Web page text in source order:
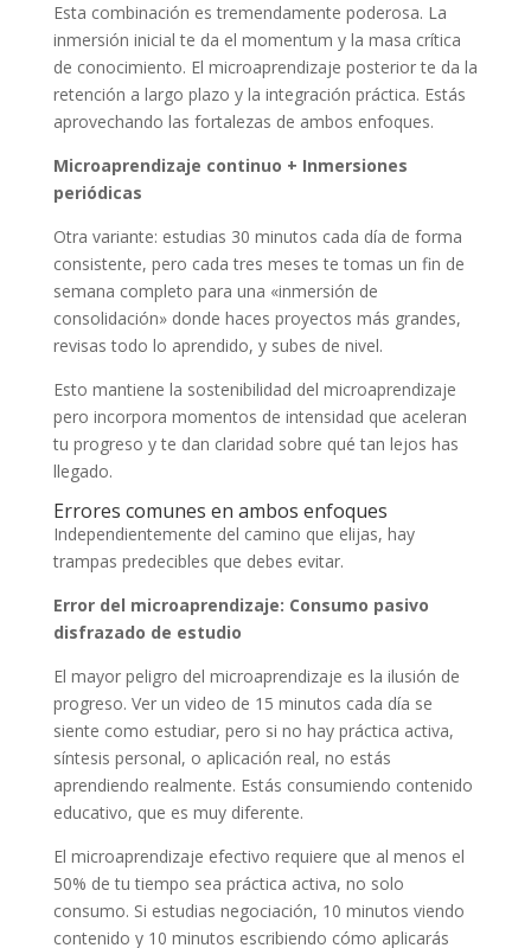
Esta combinación es tremendamente poderosa. La
inmersión inicial te da el momentum y la masa crítica
de conocimiento. El microaprendizaje posterior te da la
retención a largo plazo y la integración práctica. Estás
aprovechando las fortalezas de ambos enfoques.
Microaprendizaje continuo + Inmersiones
periódicas
Otra variante: estudias 30 minutos cada día de forma
consistente, pero cada tres meses te tomas un fin de
semana completo para una «inmersión de
consolidación» donde haces proyectos más grandes,
revisas todo lo aprendido, y subes de nivel.
Esto mantiene la sostenibilidad del microaprendizaje
pero incorpora momentos de intensidad que aceleran
tu progreso y te dan claridad sobre qué tan lejos has
llegado.
Errores comunes en ambos enfoques
Independientemente del camino que elijas, hay
trampas predecibles que debes evitar.
Error del microaprendizaje: Consumo pasivo
disfrazado de estudio
El mayor peligro del microaprendizaje es la ilusión de
progreso. Ver un video de 15 minutos cada día se
siente como estudiar, pero si no hay práctica activa,
síntesis personal, o aplicación real, no estás
aprendiendo realmente. Estás consumiendo contenido
educativo, que es muy diferente.
El microaprendizaje efectivo requiere que al menos el
50% de tu tiempo sea práctica activa, no solo
consumo. Si estudias negociación, 10 minutos viendo
contenido y 10 minutos escribiendo cómo aplicarás